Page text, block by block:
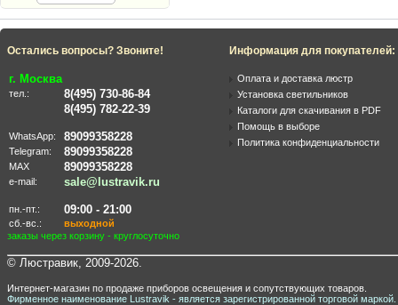
Остались вопросы? Звоните!
г. Москва
тел.:
8(495) 730-86-84
8(495) 782-22-39
WhatsApp: 89099358228
Telegram: 89099358228
MAX 89099358228
e-mail: sale@lustravik.ru
пн.-пт.: 09:00 - 21:00
сб.-вс.:
выходной
заказы через корзину - круглосуточно
Информация для покупателей:
Оплата и доставка люстр
Установка светильников
Каталоги для скачивания в PDF
Помощь в выборе
Политика конфиденциальности
© Люстравик, 2009-2026.
Интернет-магазин по продаже приборов освещения и сопутствующих товаров.
Фирменное наименование Lustravik - является зарегистрированной торговой